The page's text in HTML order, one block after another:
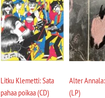
Litku Klemetti: Sata
pahaa poikaa (CD)
Alter
(LP)